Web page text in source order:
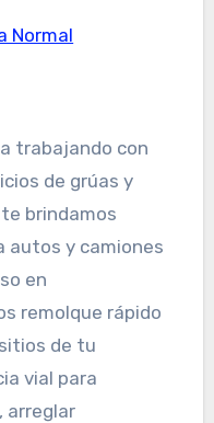
Normal
trabajando con
de grúas y
brindamos
autos y camiones
en
remolque rápido
de tu
vial para
arreglar